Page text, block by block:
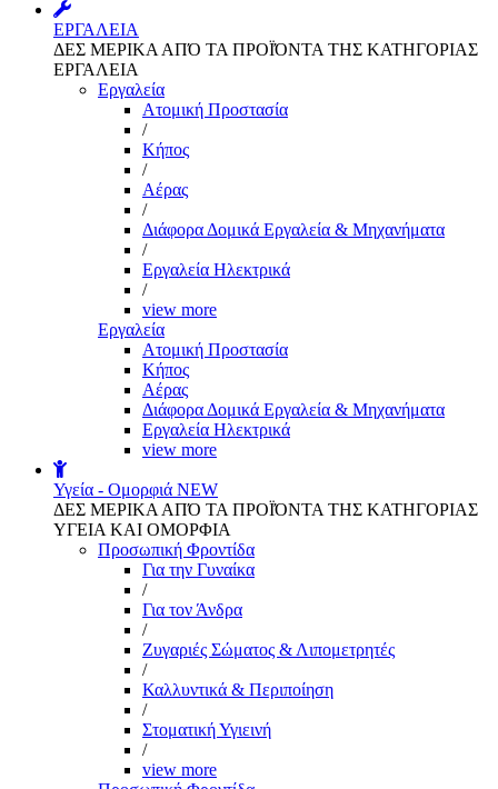
ΕΡΓΑΛΕΙΑ
ΔΕΣ ΜΕΡΙΚΑ ΑΠΌ ΤΑ ΠΡΟΪΌΝΤΑ ΤΗΣ ΚΑΤΗΓΟΡΙΑΣ
ΕΡΓΑΛΕΙΑ
Εργαλεία
Aτομική Προστασία
/
Kήπος
/
Αέρας
/
Διάφορα Δομικά Εργαλεία & Μηχανήματα
/
Εργαλεία Ηλεκτρικά
/
view more
Εργαλεία
Aτομική Προστασία
Kήπος
Αέρας
Διάφορα Δομικά Εργαλεία & Μηχανήματα
Εργαλεία Ηλεκτρικά
view more
Υγεία - Ομορφιά NEW
ΔΕΣ ΜΕΡΙΚΑ ΑΠΌ ΤΑ ΠΡΟΪΌΝΤΑ ΤΗΣ ΚΑΤΗΓΟΡΙΑΣ
ΥΓΕΙΑ ΚΑΙ ΟΜΟΡΦΙΑ
Προσωπική Φροντίδα
Για την Γυναίκα
/
Για τον Άνδρα
/
Ζυγαριές Σώματος & Λιπομετρητές
/
Καλλυντικά & Περιποίηση
/
Στοματική Υγιεινή
/
view more